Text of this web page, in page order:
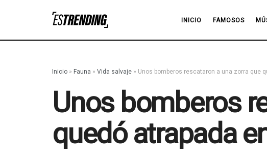
INICIO FAMOSOS
Inicio » Fauna » Vida salvaje » Unos bomberos rescataron a una zorra que
Unos bomberos
quedó atrapada